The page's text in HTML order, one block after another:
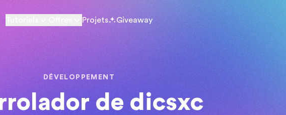
Projets Giveaway
DÉVELOPPEMENT
de dicsxc